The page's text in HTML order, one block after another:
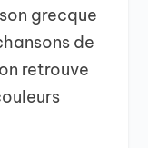
grecque
de
retrouve